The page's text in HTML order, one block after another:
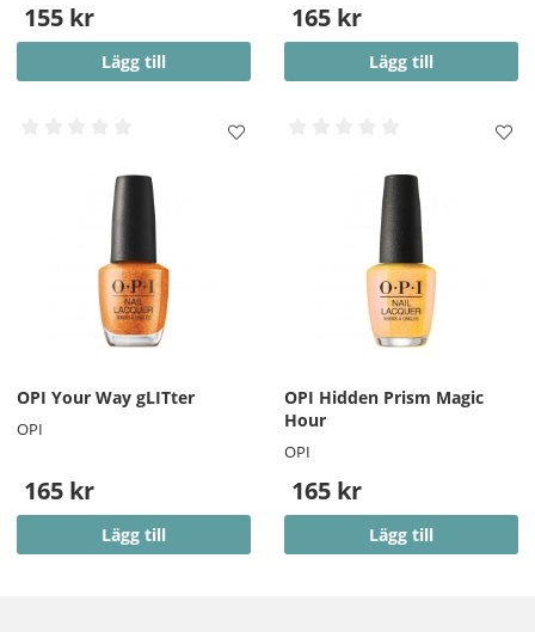
155 kr
Lägg till
165 kr
Lägg till
OPI Your Way gLITter
OPI
165 kr
Lägg till
OPI Hidden Prism Magic
Hour
OPI
165 kr
Lägg till